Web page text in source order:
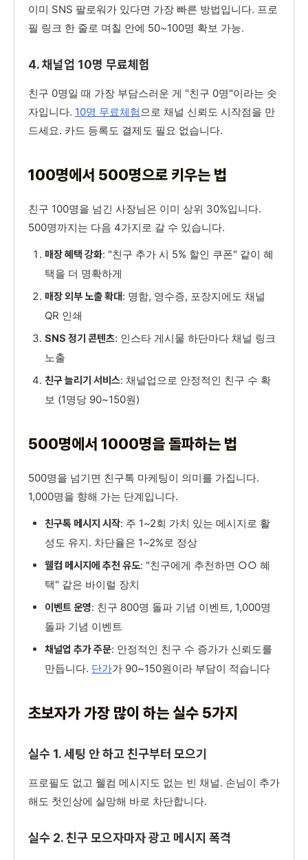
이미 SNS 팔로워가 있다면 가장 빠른 방법입니다. 프로
필 링크 한 줄로 며칠 안에 50~100명 확보 가능.
4. 채널업 10명 무료체험
친구 0명일 때 가장 부담스러운 게 "친구 0명"이라는 숫
자입니다. 10명 무료체험으로 채널 신뢰도 시작점을 만
드세요. 카드 등록도 결제도 필요 없습니다.
100명에서 500명으로 키우는 법
친구 100명을 넘긴 사장님은 이미 상위 30%입니다.
500명까지는 다음 4가지로 갈 수 있습니다.
매장 혜택 강화: "친구 추가 시 5% 할인 쿠폰" 같이 혜
택을 더 명확하게
매장 외부 노출 확대: 명함, 영수증, 포장지에도 채널
QR 인쇄
SNS 정기 콘텐츠: 인스타 게시물 하단마다 채널 링크
노출
친구 늘리기 서비스: 채널업으로 안정적인 친구 수 확
보 (1명당 90~150원)
500명에서 1000명을 돌파하는 법
500명을 넘기면 친구톡 마케팅이 의미를 가집니다.
1,000명을 향해 가는 단계입니다.
친구톡 메시지 시작: 주 1~2회 가치 있는 메시지로 활
성도 유지. 차단율은 1~2%로 정상
웰컴 메시지에 추천 유도: "친구에게 추천하면 ○○ 혜
택" 같은 바이럴 장치
이벤트 운영: 친구 800명 돌파 기념 이벤트, 1,000명
돌파 기념 이벤트
채널업 추가 주문: 안정적인 친구 수 증가가 신뢰도를
만듭니다. 단가가 90~150원이라 부담이 적습니다
초보자가 가장 많이 하는 실수 5가지
실수 1. 세팅 안 하고 친구부터 모으기
프로필도 없고 웰컴 메시지도 없는 빈 채널. 손님이 추가
해도 첫인상에 실망해 바로 차단합니다.
실수 2. 친구 모으자마자 광고 메시지 폭격